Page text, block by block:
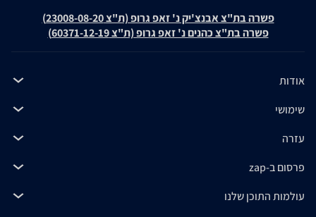
פשרה בת"צ אבנצ'יק נ' זאפ גרופ (ת"צ 23008-08-20)
פשרה בת"צ כהנים נ' זאפ גרופ (ת"צ 60371-12-19)
אודות
שימושי
עזרה
פרסום ב-zap
עולמות התוכן שלנו